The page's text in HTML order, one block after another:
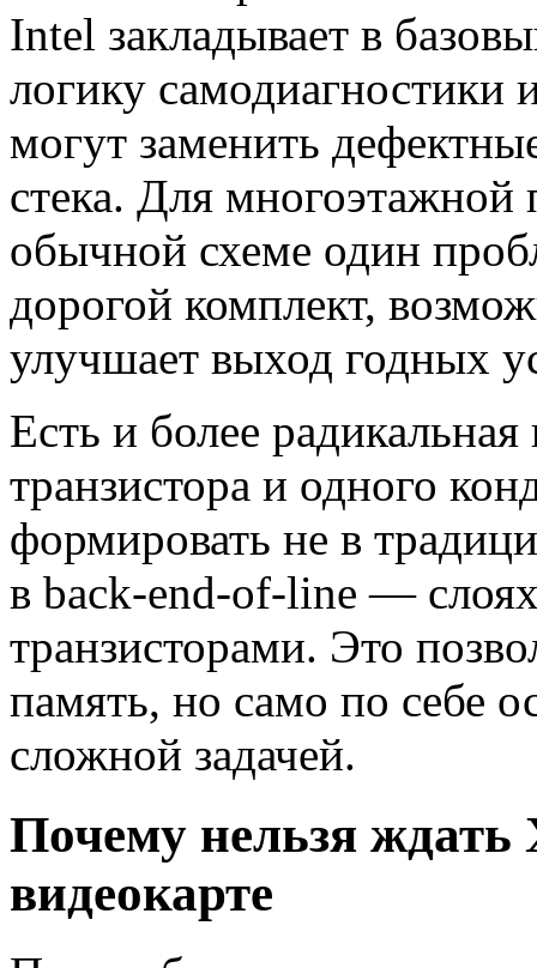
Intel закладывает в
логику самодиагностики
могут заменить
стека. Для многоэтажной
обычной схеме один
дорогой комплект,
улучшает выход годных
Есть и более
транзистора и одного
формировать не в
в back-end-of-line —
транзисторами. Это
память, но само по себе
сложной задачей.
Почему нельзя
видеокарте